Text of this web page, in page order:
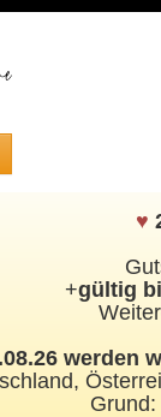
♥
+gültig
werden